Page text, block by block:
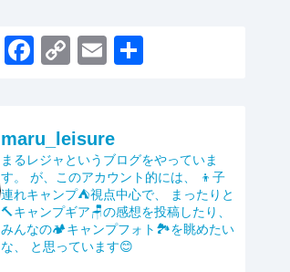
T
er
F
e
b
o
o
k
C
y
Li
n
k
E
maru_leisure
まるレジャというブログをやっていま
す。 が、このアカウント的には、
👦子
連れキャンプ⛺️視点中心で、
まったりと
🔨キャンプギア🪑の感想を投稿したり、
みんなの🏕️キャンプフォト🏞️を眺めたい
な、
と思っています😊